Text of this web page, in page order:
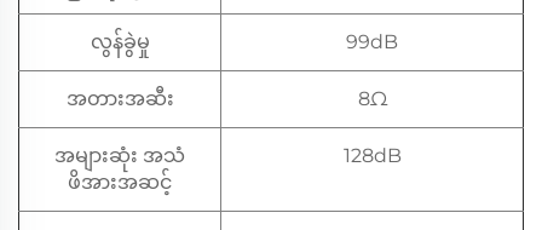
လွန်ခွဲမှု 99dB
အတားအဆီး 8Ω
အများဆုံး အသံ
ဖိအားအဆင့်
128dB